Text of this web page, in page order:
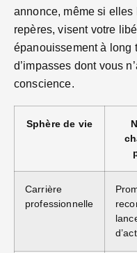
annonce, même si
repères, visent votre
épanouissement à long
d’impasses dont vous
conscience.
Sphère de vie
Carrière
professionnelle